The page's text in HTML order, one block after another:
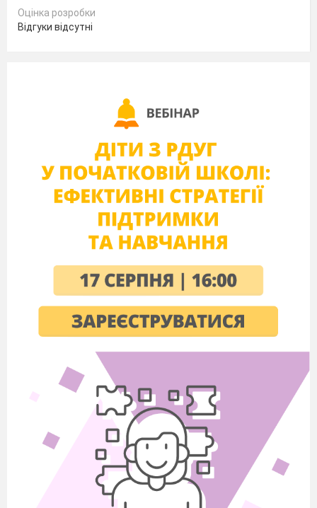
класі у 2013-2014 н. р.
Тема. Протиставлення «справжнього» і «штучного»
в казці «Соловей». Соловей як втілення сили природи
та мистецтва
допомогти п’ятикласникам розрізнити справжні
та удавані цінності на прикладі образів живого і
штучного солов'їв; вчити читати вдумливо, аналізуючи
художній текст; розвивати уміння осмислювати емоції,
викликані прочитаним, образне мислення;
підтримувати й поглиблювати зацікавленість читанням.
Обладнання:
портрет казкаря, ілюстрації до казки
«Соловей», уривки з мультфільму за мотивами казки,
роздатковий матеріал.
Хід уроку
Оцінка розробки
Відгуки відсутні